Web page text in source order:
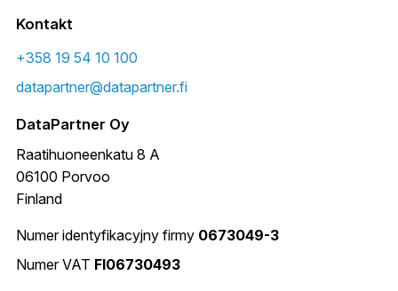
Kontakt
+358 19 54 10 100
datapartner@datapartner.fi
DataPartner Oy
Raatihuoneenkatu 8 A
06100 Porvoo
Finland
Numer identyfikacyjny firmy0673049-3
Numer VAT FI06730493